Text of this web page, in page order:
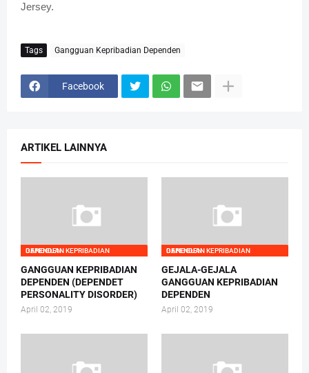
Jersey.
Tags Gangguan Kepribadian Dependen
Facebook
ARTIKEL LAINNYA
GANGGUAN KEPRIBADIAN DEPENDEN
GANGGUAN KEPRIBADIAN
DEPENDEN (DEPENDET
PERSONALITY DISORDER)
April 02, 2019
GANGGUAN KEPRIBADIAN DEPENDEN
GEJALA-GEJALA
GANGGUAN KEPRIBADIAN
DEPENDEN
April 02, 2019